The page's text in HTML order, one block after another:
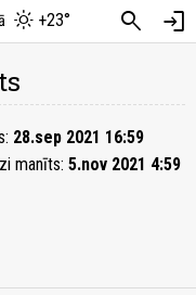
+23° search login
28.sep 2021 16:59
manīts: 5.nov 2021 4:59